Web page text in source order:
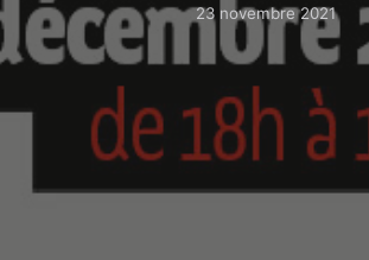
23 novembre 2021